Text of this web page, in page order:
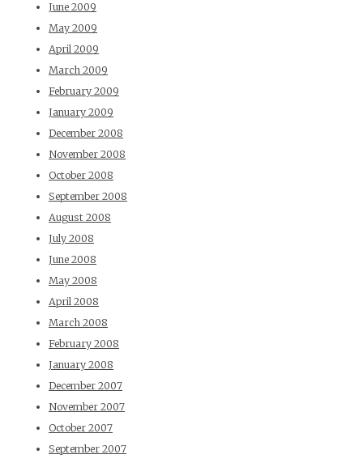
June 2009
May 2009
April 2009
March 2009
February 2009
January 2009
December 2008
November 2008
October 2008
September 2008
August 2008
July 2008
June 2008
May 2008
April 2008
March 2008
February 2008
January 2008
December 2007
November 2007
October 2007
September 2007